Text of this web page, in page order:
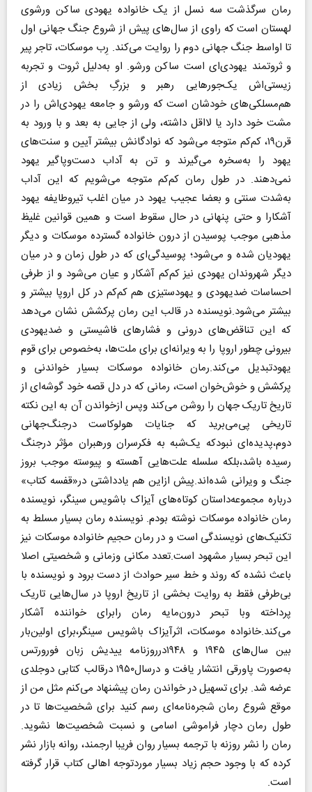
رمان سرگذشت سه نسل از یک خانواده یهودی ساکن ورشوی
لهستان است که راوی از سال‌های پیش از شروع جنگ جهانی اول
تا اواسط جنگ جهانی دوم را روایت می‌کند. رِب موسکات، تاجر پیر
و ثروتمند یهودی‌ای است ساکن ورشو. او به‌‌دلیل ثروت و تجربه
زیستی‌اش یک‌جورهایی رهبر و بزرگِ بخش زیادی از
هم‌مسلکی‌های خودشان است که ورشو و جامعه یهودی‌اش را در
مشت خود دارد یا لااقل داشته، ولی از جایی به بعد و با ورود به
قرن۱۹، کم‌کم متوجه می‌شود که نوادگانش بیشتر آیین و سنت‌های
یهود را به‌سخره می‌گیرند و تن به آداب دست‌وپاگیر یهود
نمی‌دهند. در طول رمان کم‌کم متوجه می‌شویم که این آداب
به‌شدت سنتی و بعضا عجیب یهود در میان اغلب تیروطایفه یهود
آشکارا و حتی پنهانی در حال سقوط است و همین قوانین غلیظ
مذهبی موجب پوسیدن از درون خانواده گسترده موسکات و دیگر
یهودیان شده و می‌شود؛ پوسیدگی‌ای که در طول زمان و‌ در میان
دیگر شهروندان یهودی نیز کم‌کم آشکار و‌ عیان می‌شود و از طرفی
احساسات ضدیهودی و یهودستیزی هم کم‌کم در کل اروپا بیشتر و
بیشتر می‌شود.نویسنده در قالب این رمان پرکشش نشان می‌دهد
که این تناقض‌های درونی و فشارهای فاشیستی و ضدیهودی
بیرونی چطور اروپا را به ویرانه‌ای برای ملت‌ها، به‌خصوص برای قوم
یهودتبدیل می‌کند.رمان خانواده موسکات بسیار خواندنی و
پرکشش و خوش‌خوان است، رمانی که در دل قصه خود گوشه‌ای از
تاریخ تاریک جهان را روشن می‌کند وپس ازخواندن آن به این نکته
تاریخی پی‌می‌برید که جنایات هولوکاست درجنگ‌جهانی
دوم،پدیده‌ای نبودکه یک‌شبه به فکرسران ورهبران مؤثر درجنگ
رسیده باشد،بلکه سلسله‌ علت‌هایی آهسته و پیوسته موجب بروز
جنگ و ویرانی شده‌اند.پیش ازاین هم یادداشتی در«قفسه کتاب»
درباره مجموعه‌داستان کوتاه‌های آیزاک باشویس سینگر، نویسنده
رمان خانواده موسکات نوشته بودم. نویسنده رمان بسیار مسلط به
تکنیک‌های نویسندگی است و در رمان حجیم خانواده موسکات نیز
این تبحر بسیار مشهود است.تعدد مکانی وزمانی و شخصیتی اصلا
باعث نشده که روند و خط سیر حوادث از دست برود و نویسنده با
بی‌طرفی فقط به روایت بخشی از تاریخ اروپا در سال‌هایی تاریک
پرداخته وبا تبحر درون‌مایه رمان رابرای خواننده آشکار
می‌کند.خانواده موسکات، اثرآیزاک باشویس سینگر،برای اولین‌بار
بین سال‌های ۱۹۴۵ و ۱۹۴۸درروزنامه ییدیش زبان فورورتس
به‌صورت پاورقی انتشار یافت و درسال۱۹۵۰ درقالب کتابی دوجلدی
عرضه شد. برای تسهیل در خواندن رمان پیشنهاد می‌کنم مثل من از
موقع شروع رمان شجره‌نامه‌ای رسم کنید برای شخصیت‌ها تا در
طول رمان دچار فراموشی اسامی و نسبت شخصیت‌ها نشوید.
رمان را نشر روزنه با ترجمه بسیار روان فریبا ارجمند، روانه بازار نشر
کرده که با وجود حجم زیاد بسیار موردتوجه اهالی کتاب قرار گرفته
است.